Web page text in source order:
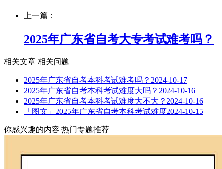
上一篇：
2025年广东省自考大专考试难考吗？
相关文章 相关问题
2025年广东省自考本科考试难考吗？ 2024-10-17
2025年广东省自考本科考试难度大吗？ 2024-10-16
2025年广东省自考本科考试难度大不大？ 2024-10-16
「图文」2025年广东省自考本科考试难度2024-10-15
你感兴趣的内容 热门专题推荐